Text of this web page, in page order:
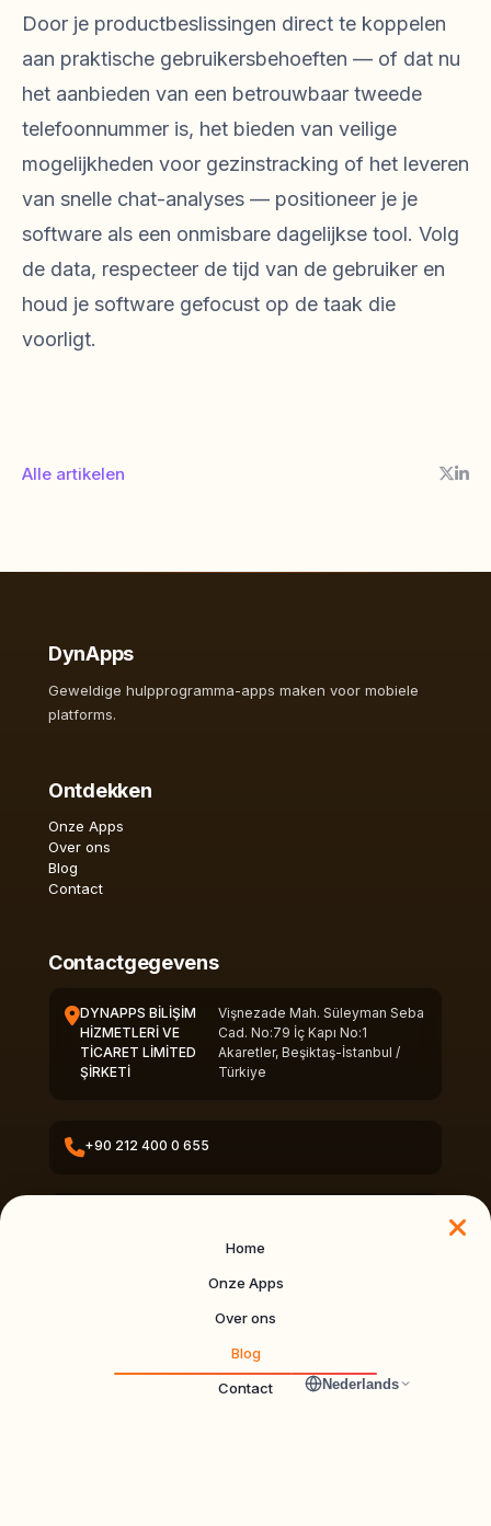
DynApps
Home
Onze Apps
Over ons
Blog
Contact
Nederlands
Door je productbeslissingen direct te koppelen
aan praktische gebruikersbehoeften — of dat nu
het aanbieden van een betrouwbaar tweede
telefoonnummer is, het bieden van veilige
mogelijkheden voor gezinstracking of het leveren
van snelle chat-analyses — positioneer je je
software als een onmisbare dagelijkse tool. Volg
de data, respecteer de tijd van de gebruiker en
houd je software gefocust op de taak die
voorligt.
Alle artikelen
DynApps
Geweldige hulpprogramma-apps maken voor mobiele
platforms.
Ontdekken
Onze Apps
Over ons
Blog
Contact
Contactgegevens
DYNAPPS BİLİŞİM
HİZMETLERİ VE
TİCARET LİMİTED
ŞİRKETİ
Vişnezade Mah. Süleyman Seba
Cad. No:79 İç Kapı No:1
Akaretler, Beşiktaş-İstanbul /
Türkiye
+90 212 400 0 655